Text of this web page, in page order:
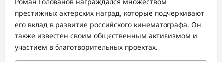
престижных актерских наград, которые подчеркивают
его вклад в развитие российского кинематографа. Он
также известен своим общественным активизмом и
участием в благотворительных проектах.